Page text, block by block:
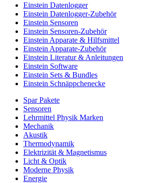
Einstein Datenlogger
Einstein Datenlogger-Zubehör
Einstein Sensoren
Einstein Sensoren-Zubehör
Einstein Apparate & Hilfsmittel
Einstein Apparate-Zubehör
Einstein Literatur & Anleitungen
Einstein Software
Einstein Sets & Bundles
Einstein Schnäppchenecke
Spar Pakete
Sensoren
Lehrmittel Physik Marken
Mechanik
Akustik
Thermodynamik
Elektrizität & Magnetismus
Licht & Optik
Moderne Physik
Energie